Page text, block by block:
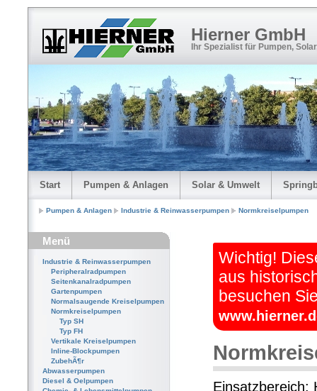
Hierner GmbH
Ihr Spezialist für Pumpen,
Start Pumpen & Anlagen Solar & Umwelt
Pumpen & Anlagen Industrie & Reinwasserpumpen Normkreiselpumpen
Menü
Industrie & Reinwasserpumpen
Peripheralradpumpen
Seitenkanalradpumpen
Gartenpumpen
Normalsaugende Kreiselpumpen
Normkreiselpumpen
Typ SH
Typ FH
Vertikale Kreiselpumpen
Inline-Blockpumpen
ZubehÃ¶r
Abwasserpumpen
Diesel & Oelpumpen
Wichtig!
aus
besuchen
Einsatzbereich: